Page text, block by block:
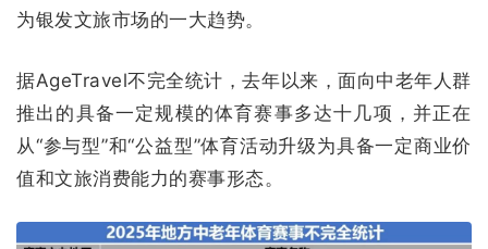
为银发文旅市场的一大趋势。
据AgeTravel不完全统计，去年以来，面向中老年人群
推出的具备一定规模的体育赛事多达十几项，并正在
从“参与型”和“公益型”体育活动升级为具备一定商业价
值和文旅消费能力的赛事形态。